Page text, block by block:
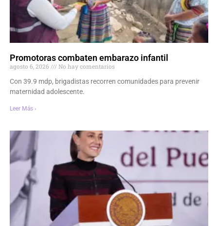
Promotoras combaten embarazo infantil
agosto 6, 2026
No hay comentarios
Con 39.9 mdp, brigadistas recorren comunidades para prevenir
maternidad adolescente.
Leer Más ›